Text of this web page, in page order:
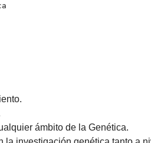
ámbito de la Genética.